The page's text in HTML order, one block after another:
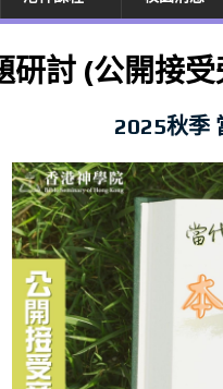
研討 (公開接受
2025秋季